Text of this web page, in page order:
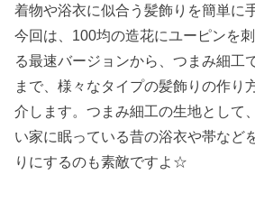
着物や浴衣に似合う髪飾りを簡単に
今回は、100均の造花にユーピンを
る最速バージョンから、つまみ細工
まで、様々なタイプの髪飾りの作り
介します。つまみ細工の生地として
い家に眠っている昔の浴衣や帯など
りにするのも素敵ですよ☆